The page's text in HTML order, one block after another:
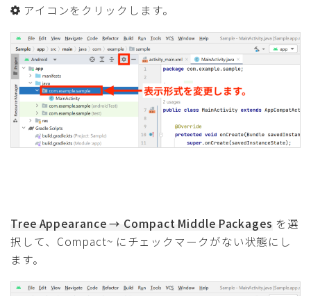
アイコンをクリックします。
Tree Appearance → Compact Middle Packages を選
択して、Compact~ にチェックマークがない状態にし
ます。